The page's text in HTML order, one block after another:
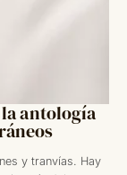
antología
y tranvías. Hay